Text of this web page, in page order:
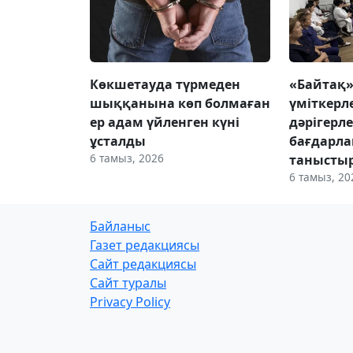
Көкшетауда түрмеден
шыққанына көп болмаған
ер адам үйленген күні
ұсталды
6 тамыз, 2026
6 тамыз,
Байланыс
Газет редакциясы
Сайт редакциясы
Сайт туралы
Privacy Policy